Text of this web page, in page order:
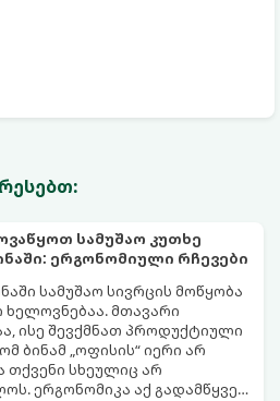
სამუშაო კუთხე
ერგონომიული რჩევები
სამუშაო სივრცის მოწყობა
მთავარი
ისე შევქმნათ პროდუქტიული
ბინამ „ოფისის“ იერი არ
თქვენი სხეულიც არ
ერგონომიკა აქ გადამწყვეტ